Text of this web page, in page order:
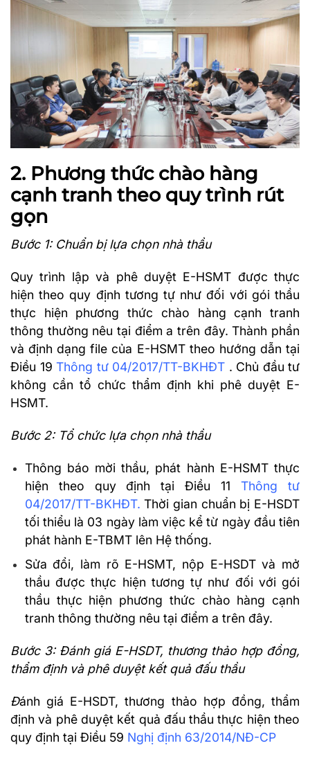
2. Phương thức chào hàng
cạnh tranh theo quy trình rút
gọn
Bước 1: Chuẩn bị lựa chọn nhà thầu
Quy trình lập và phê duyệt E-HSMT được thực
hiện theo quy định tương tự như đối với gói thầu
thực hiện phương thức chào hàng cạnh tranh
thông thường nêu tại điểm a trên đây. Thành phần
và định dạng file của E-HSMT theo hướng dẫn tại
Điều 19 Thông tư 04/2017/TT-BKHĐT . Chủ đầu tư
không cần tổ chức thẩm định khi phê duyệt E-
HSMT.
Bước 2: Tổ chức lựa chọn nhà thầu
Thông báo mời thầu, phát hành E-HSMT thực
hiện theo quy định tại Điều 11Thông tư
04/2017/TT-BKHĐT. Thời gian chuẩn bị E-HSDT
tối thiểu là 03 ngày làm việc kể từ ngày đầu tiên
phát hành E-TBMT lên Hệ thống.
Sửa đổi, làm rõ E-HSMT, nộp E-HSDT và mở
thầu được thực hiện tương tự như đối với gói
thầu thực hiện phương thức chào hàng cạnh
tranh thông thường nêu tại điểm a trên đây.
Bước 3: Đánh giá E-HSDT, thương thảo hợp đồng,
thẩm định và phê duyệt kết quả đấu thầu
Đánh giá E-HSDT, thương thảo hợp đồng, thẩm
định và phê duyệt kết quả đấu thầu thực hiện theo
quy định tại Điều 59 Nghị định 63/2014/NĐ-CP